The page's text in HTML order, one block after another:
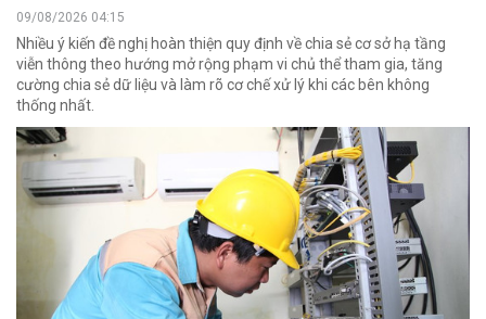
09/08/2026 04:15
Nhiều ý kiến đề nghị hoàn thiện quy định về chia sẻ cơ sở hạ tầng
viễn thông theo hướng mở rộng phạm vi chủ thể tham gia, tăng
cường chia sẻ dữ liệu và làm rõ cơ chế xử lý khi các bên không
thống nhất.